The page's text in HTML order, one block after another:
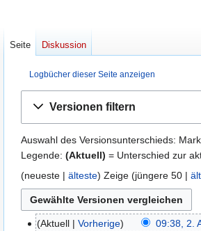
Logbücher dieser Seite anzeigen
Navigation
Suche
Versionen filtern
Auswahl des Versionsunterschieds:
Legende: (Aktuell) = Unterschied zur
(neueste | älteste) Zeige (jüngere 50 |
2.
Aktuell Vorherige 09:38, 2.
Seite Diskussion